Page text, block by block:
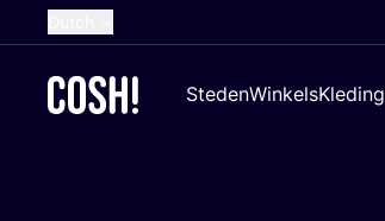
French
StedenWinkelsKleding